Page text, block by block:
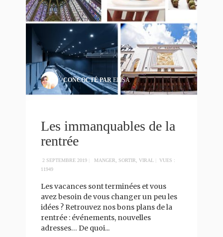
CONCOCTÉ PAR ELISA
Les immanquables de la
rentrée
2 SEPTEMBRE 2019 MANGER SORTIR VIRAL
VUES :
11949
Les vacances sont terminées et vous
avez besoin de vous changer un peu les
idées ? Retrouvez nos bons plans de la
rentrée : événements, nouvelles
adresses… De quoi...